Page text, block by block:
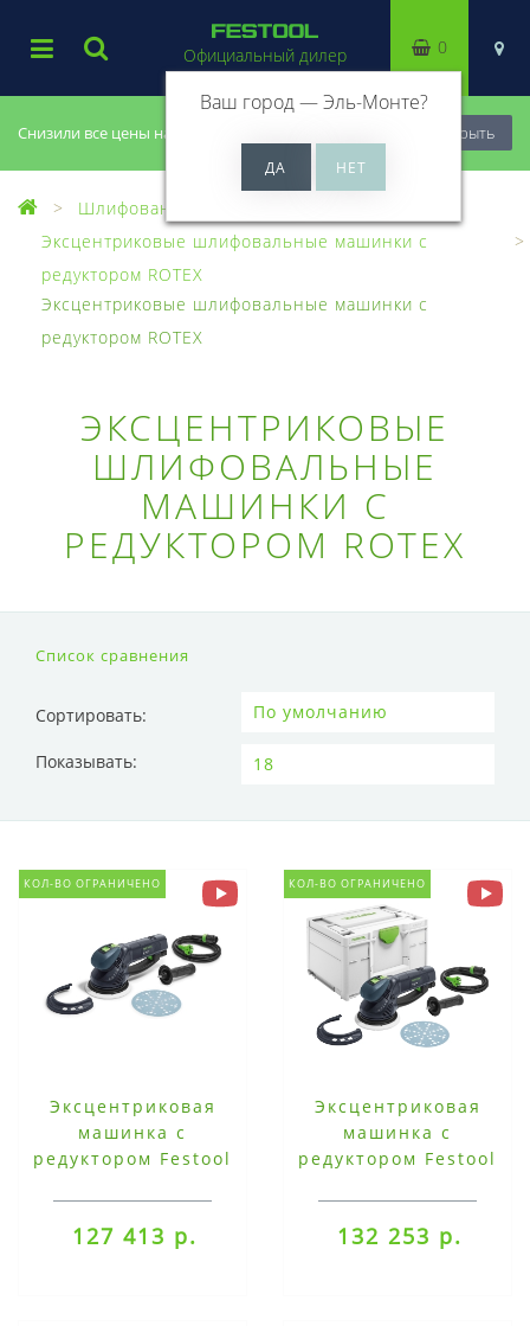
Снизили все цены на 20%, успей купить! Закрыть
Официальный дилер
Ваш город —Эль-Монте?
0
Шлифование
Эксцентриковые шлифовальные машинки с
редуктором ROTEX
Эксцентриковые шлифовальные машинки с
редуктором ROTEX
ЭКСЦЕНТРИКОВЫЕ
ШЛИФОВАЛЬНЫЕ
МАШИНКИ С
РЕДУКТОРОМ ROTEX
Список сравнения
Сортировать:
Показывать:
КОЛ-ВО ОГРАНИЧЕНО
Эксцентриковая
машинка с
редуктором Festool
127 413 р.
КОЛ-ВО ОГРАНИЧЕНО
Эксцентриковая
машинка с
редуктором Festool
132 253 р.